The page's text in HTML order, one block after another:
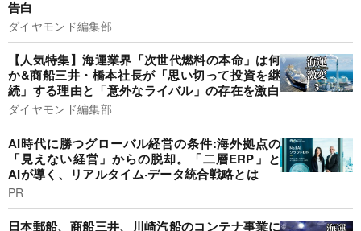
告白
ダイヤモンド編集部
【人気特集】海運業界「次世代燃料の本命」は何
か&商船三井・橋本社長が「思い切って投資を継
続」する理由と「意外なライバル」の存在を激白
ダイヤモンド編集部
AI時代に勝つグローバル経営の条件:海外拠点の
「見えない経営」からの脱却。「二層ERP」と
AIが導く、リアルタイム·データ統合戦略とは
PR
日本郵船、商船三井、川崎汽船のコンテナ事業に